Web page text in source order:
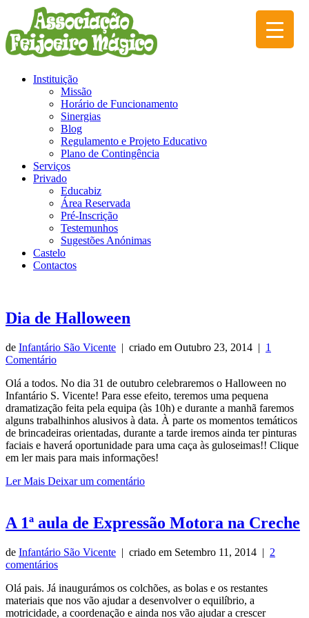
Instituição
Missão
Horário de Funcionamento
Sinergias
Blog
Regulamento e Projeto Educativo
Plano de Contingência
Serviços
Privado
Educabiz
Área Reservada
Pré-Inscrição
Testemunhos
Sugestões Anónimas
Castelo
Contactos
Dia de Halloween
de Infantário São Vicente | criado em Outubro 23, 2014 | 1
Comentário
Olá a todos. No dia 31 de outubro celebraremos o Halloween no
Infantário S. Vicente! Para esse efeito, teremos uma pequena
dramatização feita pela equipa (às 10h) e durante a manhã faremos
alguns trabalhinhos alusivos à data. À parte os momentos temáticos
de brincadeiras orientadas, durante a tarde iremos ainda ter pinturas
faciais e haverá oportunidade para uma caça às guloseimas!! Clique
em ler mais para mais informações!
Ler Mais Deixar um comentário
A 1ª aula de Expressão Motora na Creche
de Infantário São Vicente | criado em Setembro 11, 2014 | 2
comentários
Olá pais. Já inaugurámos os colchões, as bolas e os restantes
materiais que nos vão ajudar a desenvolver o equilíbrio, a
motricidade, a coordenação e ainda nos vão ajudar a crescer